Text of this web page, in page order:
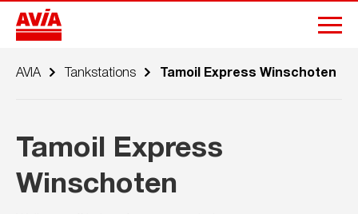
AVIA Tankstations Tamoil Express Winschoten
Tamoil Express
Winschoten